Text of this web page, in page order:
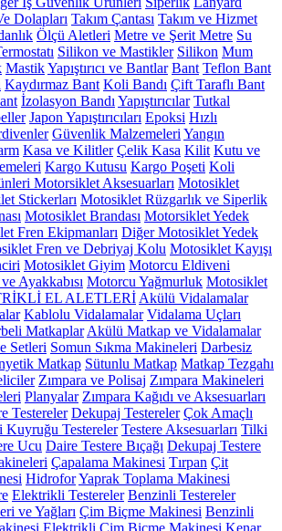
Dolapları Takım Çantası Takım ve Hizmet
Ölçü Aletleri Metre ve Şerit Metre Su
Silikon ve Mastikler Silikon Mum
MastikYapıştırıcı ve Bantlar Bant Teflon Bant
Kaydırmaz Bant Koli Bandı Çift Taraflı Bant
İzolasyon Bandı Yapıştırıcılar Tutkal
Japon Yapıştırıcıları Epoksi Hızlı
Güvenlik Malzemeleri Yangın
Kasa ve Kilitler Çelik Kasa Kilit Kutu ve
Kargo Kutusu Kargo Poşeti Koli
Motorsiklet Aksesuarları Motosiklet
Stickerları Motosiklet Rüzgarlık ve Siperlik
Motosiklet Brandası Motorsiklet Yedek
Fren Ekipmanları Diğer Motosiklet Yedek
Fren ve Debriyaj Kolu Motosiklet Kayışı
Motosiklet Giyim Motorcu Eldiveni
Ayakkabısı Motorcu Yağmurluk Motosiklet
EL ALETLERİ Akülü Vidalamalar
Kablolu Vidalamalar Vidalama Uçları
Matkaplar Akülü Matkap ve Vidalamalar
Setleri Somun Sıkma Makineleri Darbesiz
Matkap Sütunlu Matkap Matkap Tezgahı
Zımpara ve Polisaj Zımpara Makineleri
Planyalar Zımpara Kağıdı ve Aksesuarları
Testereler Dekupaj Testereler Çok Amaçlı
Kuyruğu Testereler Testere Aksesuarları Tilki
Ucu Daire Testere Bıçağı Dekupaj Testere
Çapalama Makinesi Tırpan Çit
HidroforYaprak Toplama Makinesi
Elektrikli Testereler Benzinli Testereler
ve Yağları Çim Biçme Makinesi Benzinli
Elektrikli Çim Biçme Makinesi Kenar